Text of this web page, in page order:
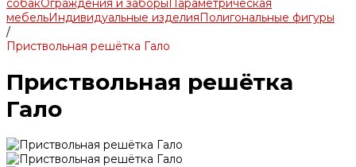
собакОграждения и заборыПараметрическая
мебельИндивидуальные изделияПолигональные фигуры
/
Приствольная решётка Гало
Приствольная решётка
Гало